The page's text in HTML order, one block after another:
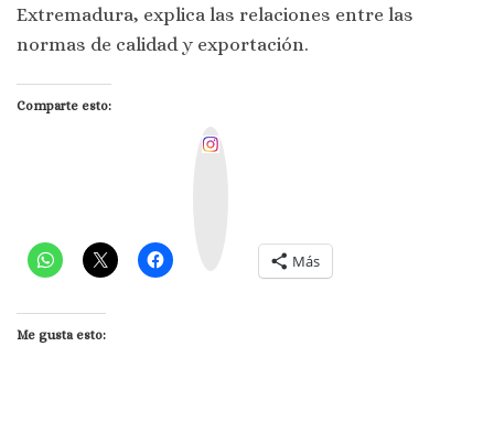
Extremadura, explica las relaciones entre las
normas de calidad y exportación.
Comparte esto:
Más
Me gusta esto: